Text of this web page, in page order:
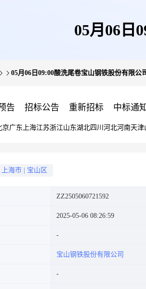
05月06日
05月06日09:00酸洗尾卷宝山钢铁股份有限公
告 招标公告 重新招标 中标通知
京广东 上海江苏浙江山东湖北四川 河北河南天津
上海市 宝山区
ZZ2505060721592
2025-05-06 08:26:59
宝山钢铁股份有限公司